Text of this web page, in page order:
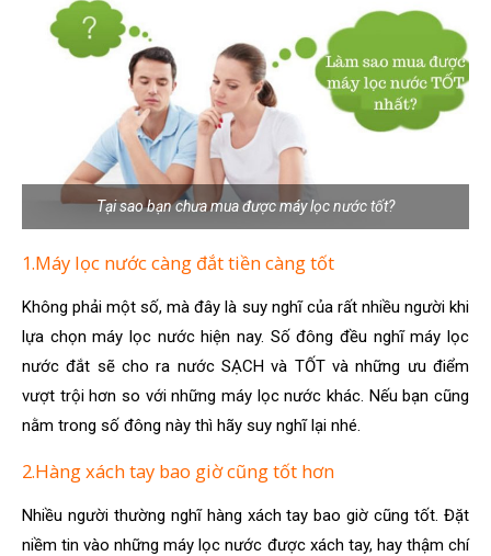
Tại sao bạn chưa mua được máy lọc nước tốt?
1.Máy lọc nước càng đắt tiền càng tốt
Không phải một số, mà đây là suy nghĩ của rất nhiều người khi
lựa chọn máy lọc nước hiện nay. Số đông đều nghĩ máy lọc
nước đắt sẽ cho ra nước SẠCH và TỐT và những ưu điểm
vượt trội hơn so với những máy lọc nước khác. Nếu bạn cũng
nằm trong số đông này thì hãy suy nghĩ lại nhé.
2.Hàng xách tay bao giờ cũng tốt hơn
Nhiều người thường nghĩ hàng xách tay bao giờ cũng tốt. Đặt
niềm tin vào những máy lọc nước được xách tay, hay thậm chí